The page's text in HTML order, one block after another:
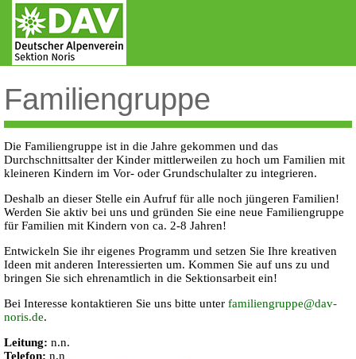
Direkt
zum
Inhalt
Familiengruppe
Die Familiengruppe ist in die Jahre gekommen und das
Durchschnittsalter der Kinder mittlerweilen zu hoch um Familien mit
kleineren Kindern im Vor- oder Grundschulalter zu integrieren.
Deshalb an dieser Stelle ein Aufruf für alle noch jüngeren Familien!
Werden Sie aktiv bei uns und gründen Sie eine neue Familiengruppe
für Familien mit Kindern von ca. 2-8 Jahren!
Entwickeln Sie ihr eigenes Programm und setzen Sie Ihre kreativen
Ideen mit anderen Interessierten um. Kommen Sie auf uns zu und
bringen Sie sich ehrenamtlich in die Sektionsarbeit ein!
Bei Interesse kontaktieren Sie uns bitte unter familiengruppe@dav-
noris.de.
Leitung: n.n.
Telefon: n.n